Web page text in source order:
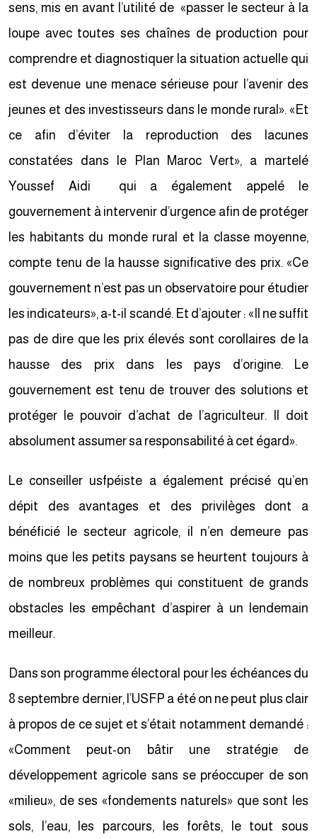
sens, mis en avant l’utilité de «passer le secteur à la
loupe avec toutes ses chaînes de production pour
comprendre et diagnostiquer la situation actuelle qui
est devenue une menace sérieuse pour l’avenir des
jeunes et des investisseurs dans le monde rural». «Et
ce afin d’éviter la reproduction des lacunes
constatées dans le Plan Maroc Vert», a martelé
Youssef Aidi qui a également appelé le
gouvernement à intervenir d’urgence afin de protéger
les habitants du monde rural et la classe moyenne,
compte tenu de la hausse significative des prix. «Ce
gouvernement n’est pas un observatoire pour étudier
les indicateurs», a-t-il scandé. Et d’ajouter : «Il ne suffit
pas de dire que les prix élevés sont corollaires de la
hausse des prix dans les pays d’origine. Le
gouvernement est tenu de trouver des solutions et
protéger le pouvoir d’achat de l’agriculteur. Il doit
absolument assumer sa responsabilité à cet égard».
Le conseiller usfpéiste a également précisé qu’en
dépit des avantages et des privilèges dont a
bénéficié le secteur agricole, il n’en demeure pas
moins que les petits paysans se heurtent toujours à
de nombreux problèmes qui constituent de grands
obstacles les empêchant d’aspirer à un lendemain
meilleur.
Dans son programme électoral pour les échéances du
8 septembre dernier, l’USFP a été on ne peut plus clair
à propos de ce sujet et s’était notamment demandé :
«Comment peut-on bâtir une stratégie de
développement agricole sans se préoccuper de son
«milieu», de ses «fondements naturels» que sont les
sols, l’eau, les parcours, les forêts, le tout sous